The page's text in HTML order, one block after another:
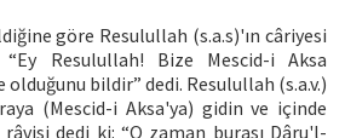
göre Resulullah (s.a.s)'ın câriyesi
Resulullah! Bize Mescid-i Aksa
olduğunu bildir” dedi. Resulullah (s.a.v.)
(Mescid-i Aksa'ya) gidin ve içinde
râvisi dedi ki: “O zaman burası Dâru'l-